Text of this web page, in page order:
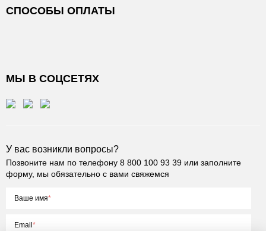
СПОСОБЫ ОПЛАТЫ
МЫ В СОЦСЕТЯХ
У вас возникли вопросы?
Позвоните нам по телефону 8 800 100 93 39 или заполните
форму, мы обязательно с вами свяжемся
Ваше имя
Email